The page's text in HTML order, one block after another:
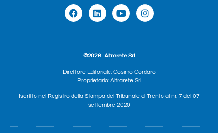
©2026 Altrarete Srl
Direttore Editoriale: Cosimo Cordaro
Proprietario: Altrarete Srl
Iscritto nel Registro della Stampa del Tribunale di Trento al nr. 7 del 07
settembre 2020